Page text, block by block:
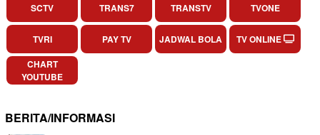
SCTV TRANS7 TRANSTV TVONE
TVRI PAY TV JADWAL BOLA
TV ONLINE
CHART
YOUTUBE
BERITA/INFORMASI